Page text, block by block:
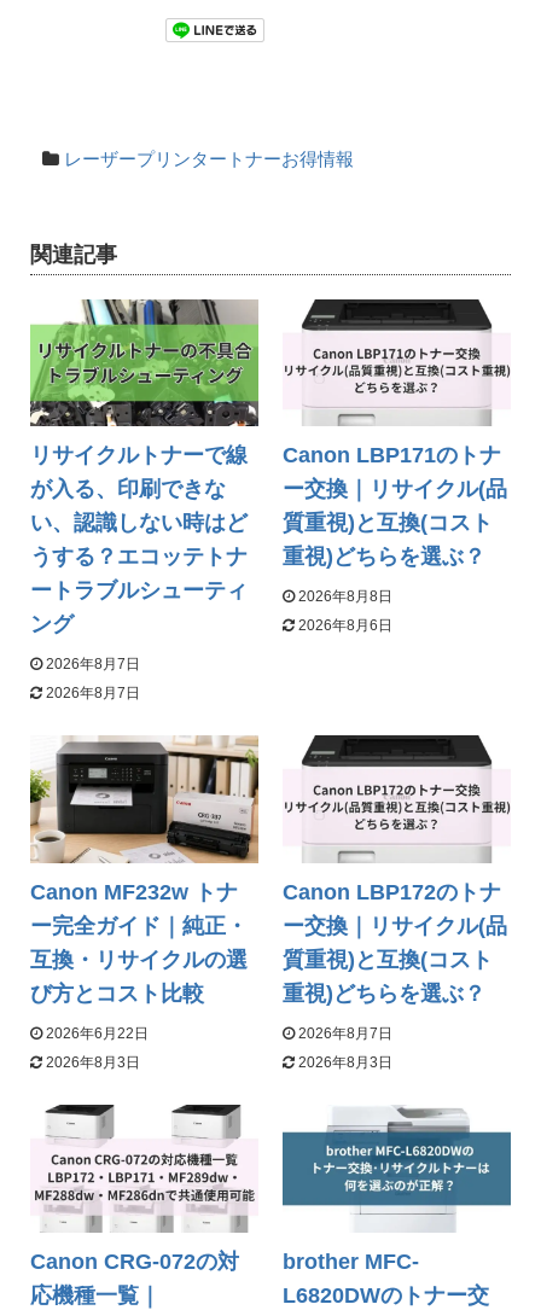
レーザープリンタートナーお得情報
関連記事
リサイクルトナーで線
が入る、印刷できな
い、認識しない時はど
うする？エコッテトナ
ートラブルシューティ
ング
2026年8月7日
2026年8月7日
Canon LBP171のトナ
ー交換｜リサイクル(品
質重視)と互換(コスト
重視)どちらを選ぶ？
2026年8月8日
2026年8月6日
Canon MF232w トナ
ー完全ガイド｜純正・
互換・リサイクルの選
び方とコスト比較
2026年6月22日
2026年8月3日
Canon LBP172のトナ
ー交換｜リサイクル(品
質重視)と互換(コスト
重視)どちらを選ぶ？
2026年8月7日
2026年8月3日
Canon CRG-072の対
応機種一覧｜
brother MFC-
L6820DWのトナー交